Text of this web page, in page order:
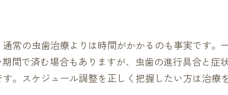
常の虫歯治療よりは時間がかかるのも事実です。
間で済む場合もありますが、虫歯の進行具合と症
。スケジュール調整を正しく把握したい方は治療